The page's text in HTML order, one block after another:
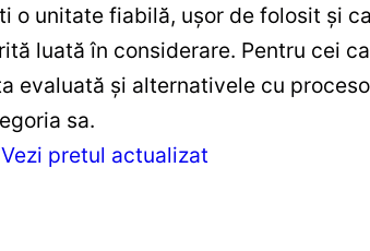
unitate fiabilă, ușor de folosit și
luată în considerare. Pentru cei
și alternativele cu
sa.
Vezi pretul actualizat